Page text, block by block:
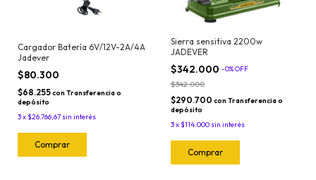
Cargador Batería 6V/12V-2A/4A
Jadever
$80.300
$68.255con Transferencia o
depósito
3x$26.766,67 sin interés
Sierra sensitiva 2200w
JADEVER
$342.000 -0%OFF
$342.000
$290.700 con Transferencia o
depósito
3x$114.000 sin interés